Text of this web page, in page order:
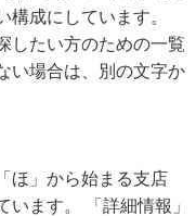
成にしています。
したい方のための一覧
い場合は、別の文字か
ほ」から始まる支店
ます。 「詳細情報」